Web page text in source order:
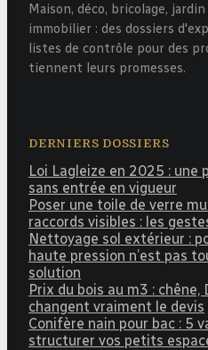
Maison, déco, bricolage,
immobilier : des dossiers
listes de contrôle pour des
tiennent leurs promesses.
DERNIERS DOSSIERS
Loi Lagleize en 2025 : une
sans entrée en vigueur
Poser une toile de verre
raccords visibles : les
Nettoyage sol extérieur :
haute pression n’est pas
solution
Prix du bois au m3 :
changent vraiment le devis
Conifère nain pour bac : 5
structurer vos petits